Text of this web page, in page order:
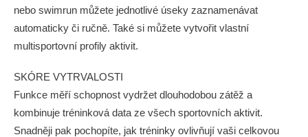
nebo swimrun můžete jednotlivé úseky zaznamenávat
automaticky či ručně. Také si můžete vytvořit vlastní
multisportovní profily aktivit.
SKÓRE VYTRVALOSTI
Funkce měří schopnost vydržet dlouhodobou zátěž a
kombinuje tréninková data ze všech sportovních aktivit.
Snadněji pak pochopíte, jak tréninky ovlivňují vaši celkovou